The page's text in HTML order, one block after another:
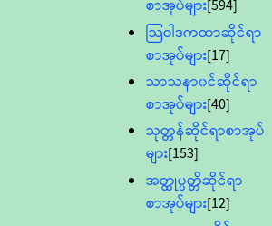
စာအုပ်များ[594]
သြဝါဒကထာဆိုင်ရာ
စာအုပ်များ[17]
သာသနာ၀င်ဆိုင်ရာ
စာအုပ်များ[40]
သုတ္တန်ဆိုင်ရာစာအုပ်
များ[153]
အတ္ထုပ္ပတ္တိဆိုင်ရာ
စာအုပ်များ[12]